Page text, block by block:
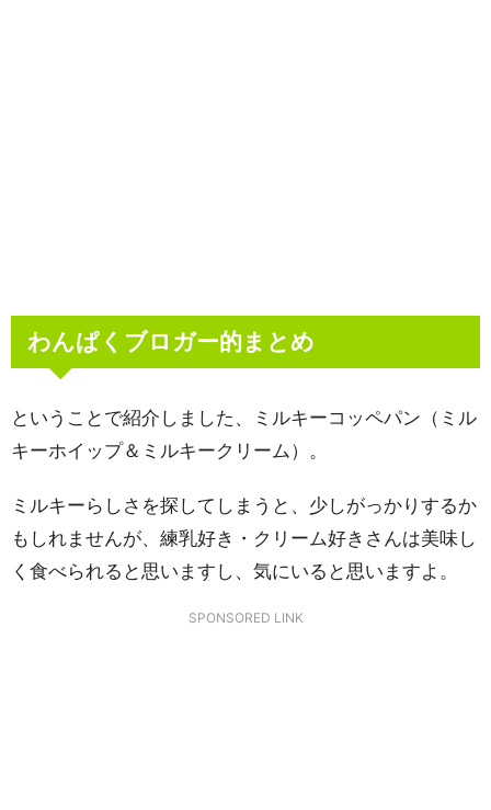
わんぱくブロガー的まとめ
ということで紹介しました、ミルキーコッペパン（ミル
キーホイップ＆ミルキークリーム）。
ミルキーらしさを探してしまうと、少しがっかりするか
もしれませんが、練乳好き・クリーム好きさんは美味し
く食べられると思いますし、気にいると思いますよ。
SPONSORED LINK